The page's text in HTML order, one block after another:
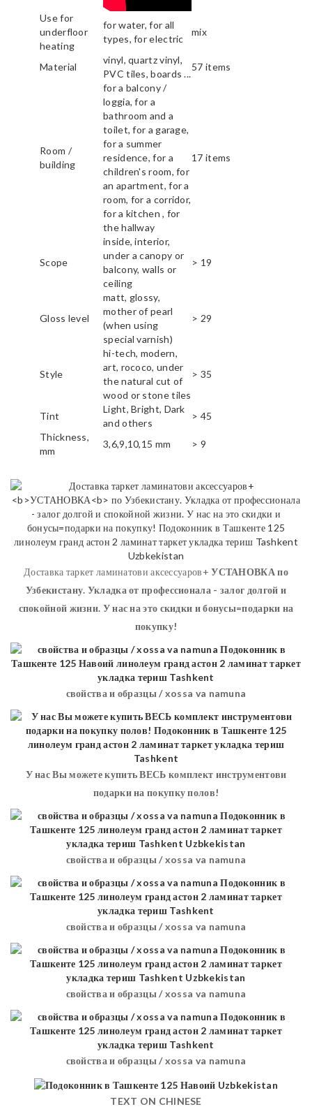
Use for
underfloor
heating
for water, for all
types, for electric
mix
Material
vinyl, quartz vinyl,
PVC tiles, boards ...
57 items
Room /
building
for a balcony /
loggia, for a
bathroom and a
toilet, for a garage,
for a summer
residence, for a
children's room, for
an apartment, for a
room, for a corridor,
for a kitchen , for
the hallway
17 items
Scope
inside, interior,
under a canopy or
balcony, walls or
ceiling
> 19
Gloss level
matt, glossy,
mother of pearl
(when using
special varnish)
> 29
Style
hi-tech, modern,
art, rococo, under
the natural cut of
wood or stone tiles
> 35
Tint
Light, Bright, Dark
and others
> 45
Thickness,
mm
3,6,9,10,15 mm > 9
Доставка таркет ламинатови аксессуаров+УСТАНОВКАпо
Узбекистану. Укладка от профессионала - залог долгой и
спокойной жизни. У нас на это скидки и бонусы=подарки на
покупку!
свойства и образцы / xossa va namuna
У нас Вы можете купить ВЕСЬ комплект инструментови
подарки на покупку полов!
свойства и образцы / xossa va namuna
свойства и образцы / xossa va namuna
свойства и образцы / xossa va namuna
свойства и образцы / xossa va namuna
TEXT ON CHINESE